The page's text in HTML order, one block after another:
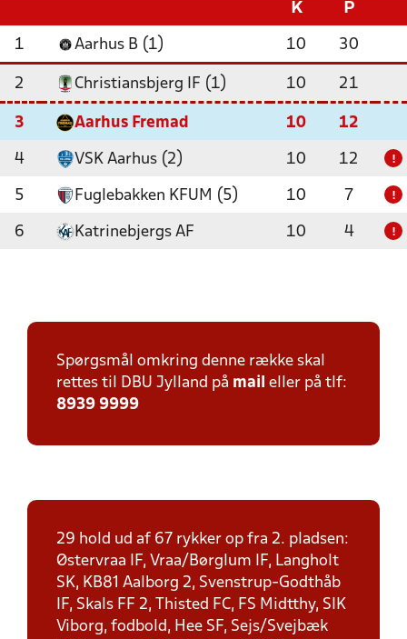
K P
1 Aarhus B (1) 10 30
2 Christiansbjerg IF (1) 10 21
3 Aarhus Fremad 10 12
4 VSK Aarhus (2) 10 12 !
5 Fuglebakken KFUM (5) 10 7 !
6 Katrinebjergs AF 10 4 !
Spørgsmål omkring denne række skal
rettes til DBU Jylland på mail eller på tlf:
8939 9999
29 hold ud af 67 rykker op fra 2. pladsen:
Østervraa IF, Vraa/Børglum IF, Langholt
SK, KB81 Aalborg 2, Svenstrup-Godthåb
IF, Skals FF 2, Thisted FC, FS Midtthy, SIK
Viborg, fodbold, Hee SF, Sejs/Svejbæk